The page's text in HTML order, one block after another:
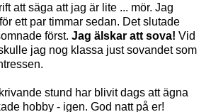
att säga att jag är lite ... mör. Jag
ett par timmar sedan. Det slutade
först. Jag älskar att sova! Vid
jag nog klassa just sovandet som
stund har blivit dags att ägna
hobby - igen. God natt på er!